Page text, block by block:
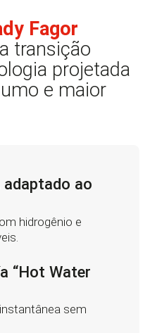
Fagor
transição
projetada
e maior
adaptado ao
hidrogênio e
“Hot Water
sem